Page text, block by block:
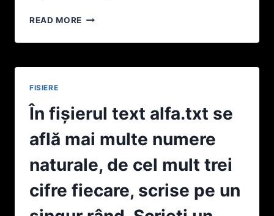
NEDESPĂRȚITE
SPAȚII,
TREI
CARACTERE
C
NEDESPĂRȚITE
PRIN
SPAȚII
ETC.
ULTIMA
LINIE
READ MORE
TEXT
SE
MULTE
NUMERE
NATURALE,
DE
CÂTE
CEL
MULT
PATRU
CIFRE
FISIERE
În fişierul text alfa.txt se
află mai multe numere
naturale, de cel mult trei
cifre fiecare, scrise pe un